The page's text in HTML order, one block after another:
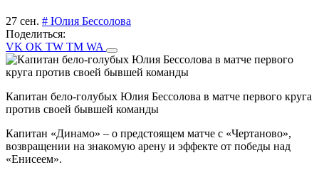
27 сен. # Юлия Бессолова
Поделиться:
VK OK TW TM WA
Капитан бело-голубых Юлия Бессолова в матче первого круга
против своей бывшей команды
Капитан «Динамо» – о предстоящем матче с «Чертаново»,
возвращении на знакомую арену и эффекте от победы над
«Енисеем».